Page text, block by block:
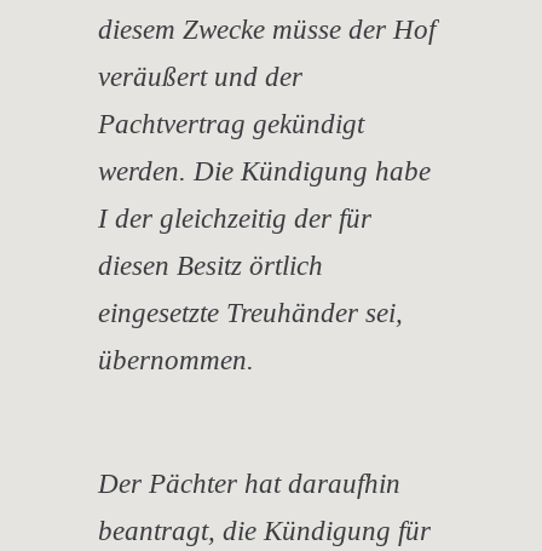
diesem Zwecke müsse der Hof
veräußert und der
Pachtvertrag gekündigt
werden. Die Kündigung habe
I der gleichzeitig der für
diesen Besitz örtlich
eingesetzte Treuhänder sei,
übernommen.
Der Pächter hat daraufhin
beantragt, die Kündigung für